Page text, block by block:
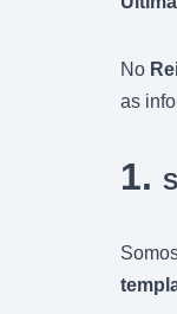
No
as
1.